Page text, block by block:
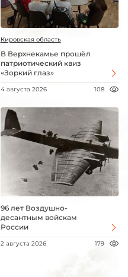
Кировская область
В Верхнекамье прошёл
патриотический квиз
«Зоркий глаз»
4 августа 2026 108
96 лет Воздушно-
десантным войскам
России
2 августа 2026 179